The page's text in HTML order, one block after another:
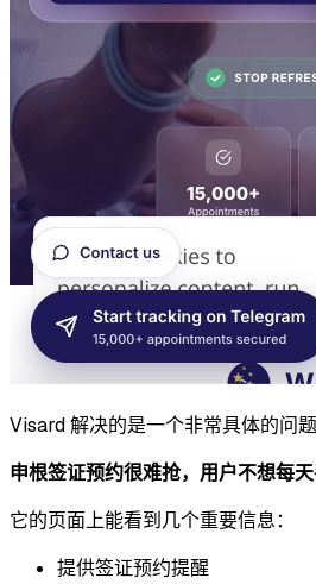
Visard 解决的是一个非常具体的问题
申根签证预约很难抢，用户不想每天
它的页面上能看到几个重要信息：
提供签证预约提醒